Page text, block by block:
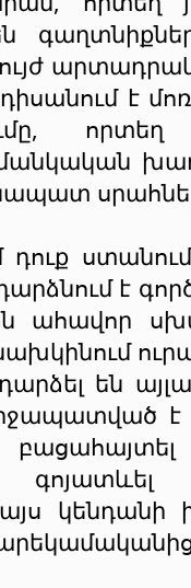
է
որտեղ
դուք
է
ահավոր
են
է
կենդանի